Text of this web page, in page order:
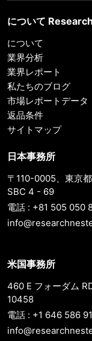
について
について
業界分析
業界レポート
私たちのブログ
市場レポートデータ
返品条件
サイトマップ
日本事務所
〒110-0005、東京
SBC 4 - 69
電話 : +81 505 050
米国事務所
460 E フォーダム
10458
電話 : +1 646 586